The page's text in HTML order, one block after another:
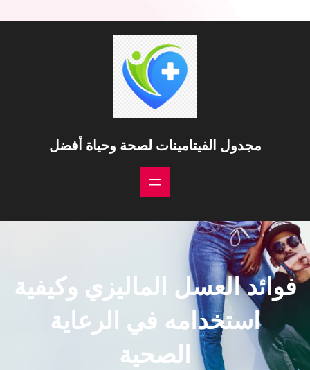
مجدول الفيتامينات لصحة وحياة أفضل
فوائد العسل الماليزي وكيفية
استخدامه في الرعاية
الصحية